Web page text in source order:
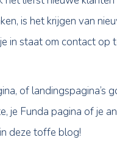
het liefst